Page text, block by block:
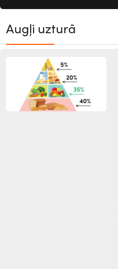
Augļi uzturā